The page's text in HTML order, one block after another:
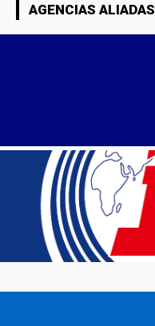
AGENCIAS ALIADAS